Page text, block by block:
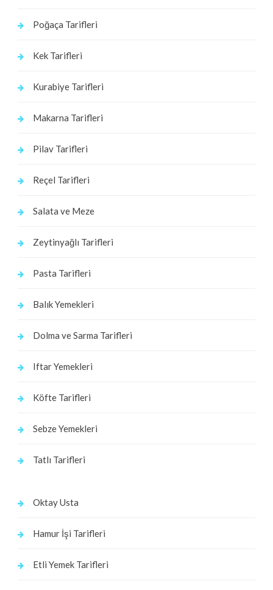
Poğaça Tarifleri
Kek Tarifleri
Kurabiye Tarifleri
Makarna Tarifleri
Pilav Tarifleri
Reçel Tarifleri
Salata ve Meze
Zeytinyağlı Tarifleri
Pasta Tarifleri
Balık Yemekleri
Dolma ve Sarma Tarifleri
Iftar Yemekleri
Köfte Tarifleri
Sebze Yemekleri
Tatlı Tarifleri
Oktay Usta
Hamur İşi Tarifleri
Etli Yemek Tarifleri